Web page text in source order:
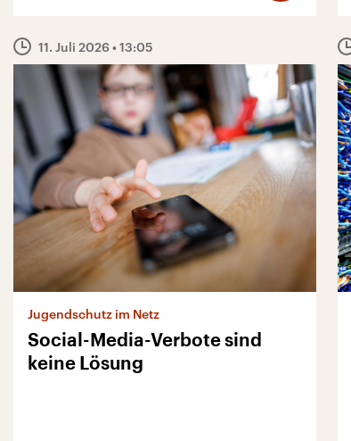
11. Juli 2026• 13:05
Jugendschutz im Netz
Social-Media-Verbote sind
keine Lösung